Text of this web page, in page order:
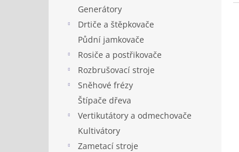
Generátory
Drtiče a štěpkovače
Půdní jamkovače
Rosiče a postřikovače
Rozbrušovací stroje
Sněhové frézy
Štípače dřeva
Vertikutátory a odmechovače
Kultivátory
Zametací stroje